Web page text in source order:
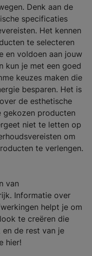
Denk aan de
specificaties
Het kennen
te selecteren
en voldoen aan jouw
kun je met een goed
keuzes maken die
besparen. Het is
de esthetische
gekozen producten
niet te letten op
om
te verlengen.
van
Informatie over
helpt je om
te creëren die
de rest van je
hier!